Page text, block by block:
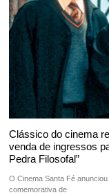
Clássico do cinema
venda de ingressos
Pedra Filosofal”
O Cinema Santa Fé
comemorativa de